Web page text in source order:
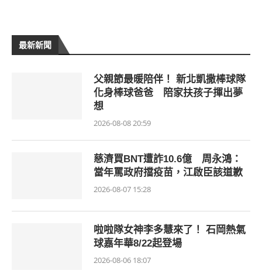
最新新聞
父親節最暖陪伴！ 新北凱撒棒球隊
化身棒球爸爸 陪家扶孩子揮出夢
想
2026-08-08 20:59
慈濟買BNT遭詐10.6億 周永鴻：
當年罵政府擋疫苗，江啟臣該道歉
2026-08-07 15:28
啦啦隊女神李多慧來了！ 石岡熱氣
球嘉年華8/22起登場
2026-08-06 18:07